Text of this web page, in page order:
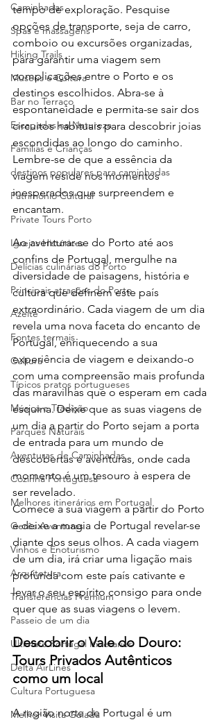
Caminhadas
Spas e massagens
Hiking Trails
Museus e Cultura
Bar no Terraço
Escapadas na Natureza
Famílias e Crianças
destinos populares para caminhadas
Património Cultural
Private Tours Porto
Igrejas Históricas
Delícias culinárias do Porto
Principais atrações do Porto
Azeite
Fontes termais
Cultura
Típicos pratos portugueses
Música e Tradição
Parques Naturais
Aventuras de Caminhadas
Cozinha Portuguesa
Melhores itinerários em Portugal
Gerês Aventuras
Vinhos e Enoturismo
Arquitetura
Transferências Premium
Passeio de um dia
Ultimate Portugal Itineraries
Delta AirLines
Cultura Portuguesa
Melhor Visita Guiada
tempo de exploração. Pesquise
opções de transporte, seja de carro,
comboio ou excursões organizadas,
para garantir uma viagem sem
complicações entre o Porto e os
destinos escolhidos. Abra-se à
espontaneidade e permita-se sair dos
circuitos habituais para descobrir joias
escondidas ao longo do caminho.
Lembre-se de que a essência da
viagem reside nos momentos
inesperados que surpreendem e
encantam.
Ao aventurar-se do Porto até aos
confins de Portugal, mergulhe na
diversidade de paisagens, história e
cultura que definem este país
extraordinário. Cada viagem de um dia
revela uma nova faceta do encanto de
Portugal, enriquecendo a sua
experiência de viagem e deixando-o
com uma compreensão mais profunda
das maravilhas que o esperam em cada
esquina. Deixe que as suas viagens de
um dia a partir do Porto sejam a porta
de entrada para um mundo de
descobertas e aventuras, onde cada
momento é um tesouro à espera de
ser revelado.
Comece a sua viagem a partir do Porto
e deixe a magia de Portugal revelar-se
diante dos seus olhos. A cada viagem
de um dia, irá criar uma ligação mais
profunda com este país cativante e
levar o seu espírito consigo para onde
quer que as suas viagens o levem.
Descobrir o Vale do Douro:
Tours Privados Autênticos
como um local
A região norte de Portugal é um